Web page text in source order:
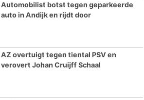
Automobilist botst tegen geparkeerde
auto in Andijk en rijdt door
AZ overtuigt tegen tiental PSV en
verovert Johan Cruijff Schaal